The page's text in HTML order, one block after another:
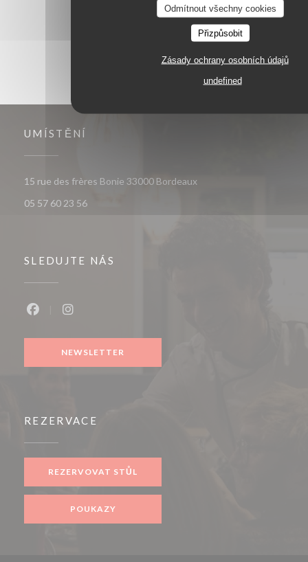
Odmítnout všechny cookies
Přizpůsobit
Zásady ochrany osobních údajů
undefined
UMÍSTĚNÍ
15 rue des frères Bonie 33000 Bordeaux((otevře se v novém
05 57 60 23 56
SLEDUJTE NÁS
NEWSLETTER
REZERVACE
REZERVOVAT STŮL
POUKAZY